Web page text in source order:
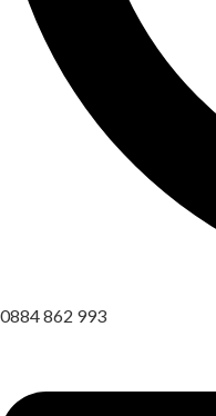
0884 862 993